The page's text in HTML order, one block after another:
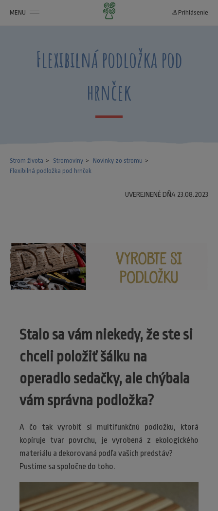
MENU person_outline Prihlásenie
Flexibilná podložka pod
hrnček
Strom života Stromoviny
Novinky zo stromu
Flexibilná podložka pod hrnček
UVEREJNENÉ DŇA 23.08.2023
Stalo sa vám niekedy, že ste si
chceli položiť šálku na
operadlo sedačky, ale chýbala
vám správna podložka?
A čo tak vyrobiť si multifunkčnú podložku, ktorá
kopíruje tvar povrchu, je vyrobená z ekologického
materiálu a dekorovaná podľa vašich predstáv?
Pustime sa spoločne do toho.